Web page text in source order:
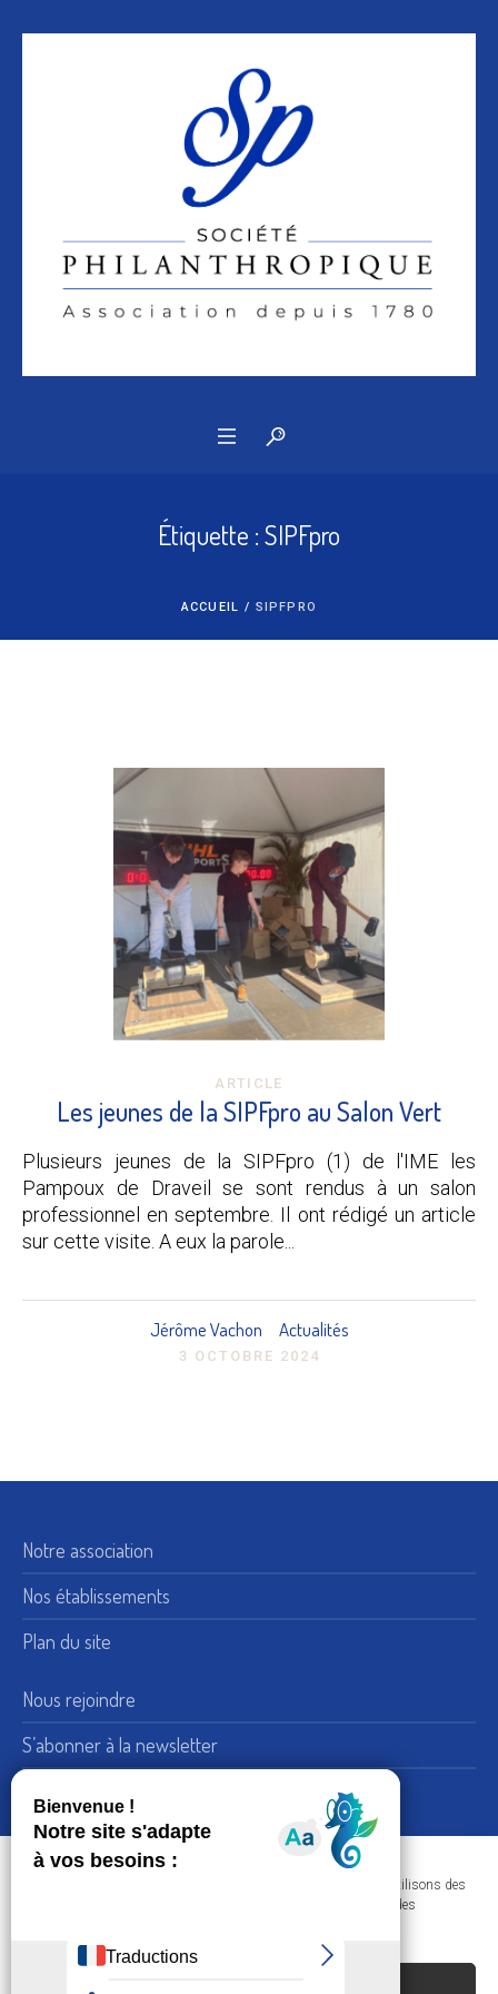
Dans le respect de votre confidentialité et de vos données, nous utilisons des
cookies afin d'améliorer votre navigation sur nos sites et réaliser des
Étiquette :SIPFpro
ACCUEIL / SIPFPRO
ARTICLE
Les jeunes de la SIPFpro au Salon Vert
Plusieurs jeunes de la SIPFpro (1) de l'IME les
Pampoux de Draveil se sont rendus à un salon
professionnel en septembre. Il ont rédigé un article
sur cette visite. A eux la parole...
Jérôme Vachon Actualités
3 OCTOBRE 2024
Notre association
Nos établissements
Plan du site
Nous rejoindre
S’abonner à la newsletter
Adresse : 15, rue de Bellechasse 75007 Paris
Nous contacter